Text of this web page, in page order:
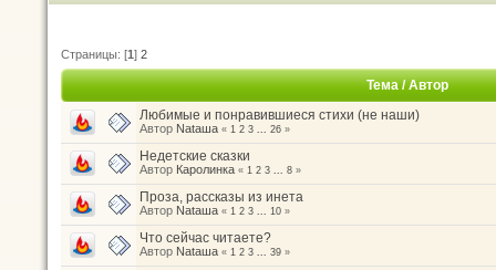
Страницы: [1] 2
Тема/Автор
Любимые и понравившиеся стихи (не наши)
Автор Nataшa « 1 2 3 ... 26 »
Недетские сказки
Автор Каролинка « 1 2 3 ... 8 »
Проза, рассказы из инета
Автор Nataшa « 1 2 3 ... 10 »
Что сейчас читаете?
Автор Nataшa « 1 2 3 ... 39 »